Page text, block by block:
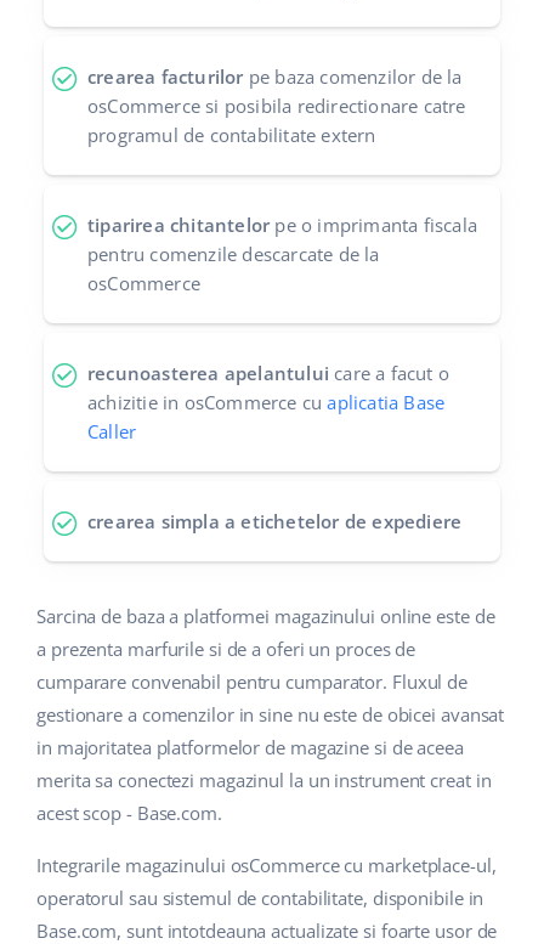
crearea facturilor pe baza comenzilor de la
osCommerce si posibila redirectionare catre
programul de contabilitate extern
tiparirea chitantelor pe o imprimanta fiscala
pentru comenzile descarcate de la
osCommerce
recunoasterea apelantului care a facut o
achizitie in osCommerce cuaplicatia Base
Caller
crearea simpla a etichetelor de expediere
Sarcina de baza a platformei magazinului online este de
a prezenta marfurile si de a oferi un proces de
cumparare convenabil pentru cumparator. Fluxul de
gestionare a comenzilor in sine nu este de obicei avansat
in majoritatea platformelor de magazine si de aceea
merita sa conectezi magazinul la un instrument creat in
acest scop - Base.com.
Integrarile magazinului osCommerce cu marketplace-ul,
operatorul sau sistemul de contabilitate, disponibile in
Base.com, sunt intotdeauna actualizate si foarte usor de